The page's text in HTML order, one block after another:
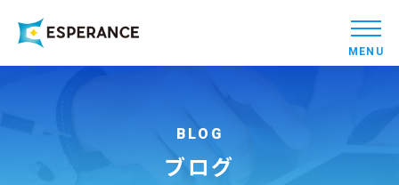
MENU
BLOG
ブログ